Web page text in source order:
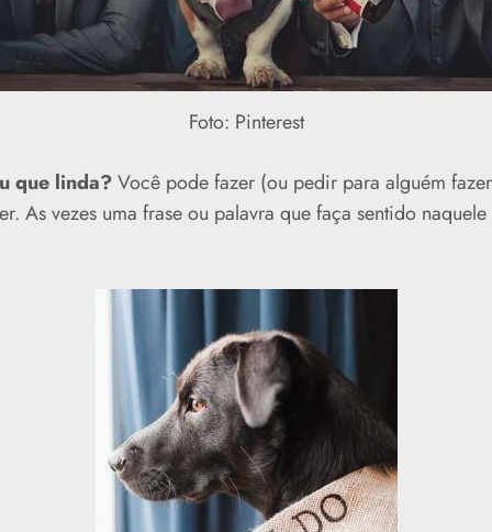
Foto: Pinterest
que linda?Você pode fazer (ou pedir para alguém
As vezes uma frase ou palavra que faça sentido